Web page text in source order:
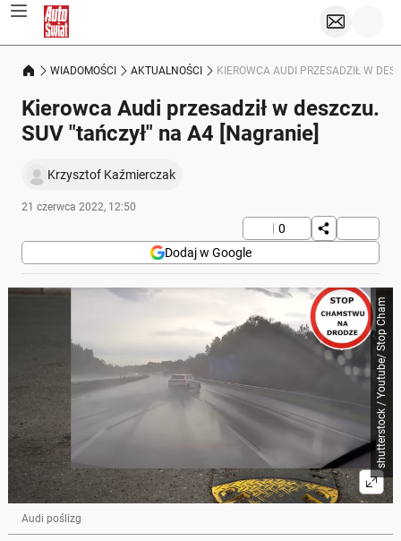
WIADOMOŚCI AKTUALNOŚCI KIEROWCA AUDI PRZESADZIŁ W
Kierowca Audi przesadził w deszczu.
SUV "tańczył" na A4 [Nagranie]
Krzysztof Kaźmierczak
21 czerwca 2022, 12:50
0
Dodaj w Google
shutterstock / Youtube/ Stop Cham
Audi poślizg